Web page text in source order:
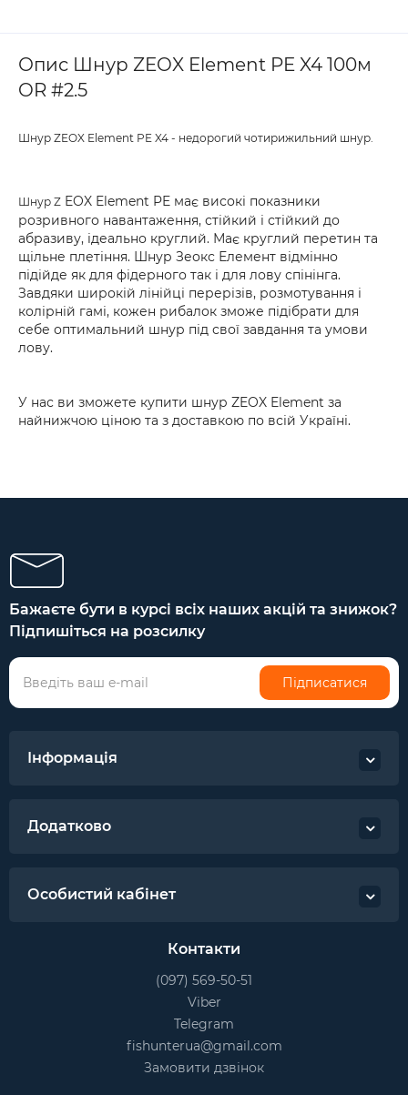
Опис Шнур ZEOX Element PE X4 100м
OR #2.5
Шнур ZEOX Element PE X4 - недорогий чотирижильний шнур.
Шнур Z EOX Element PE має високі показники
розривного навантаження, стійкий і стійкий до
абразиву, ідеально круглий. Має круглий перетин та
щільне плетіння. Шнур Зеокс Елемент відмінно
підійде як для фідерного так і для лову спінінга.
Завдяки широкій лінійці перерізів, розмотування і
колірній гамі, кожен рибалок зможе підібрати для
себе оптимальний шнур під свої завдання та умови
лову.
У нас ви зможете купити шнур ZEOX Element за
найнижчою ціною та з доставкою по всій Україні.
Бажаєте бути в курсі всіх наших акцій та знижок?
Підпишіться на розсилку
Підписатися
Інформація
Додатково
Особистий кабінет
Контакти
(097) 569-50-51
Viber
Telegram
fishunterua@gmail.com
Замовити дзвінок